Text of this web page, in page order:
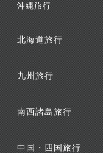
沖縄旅行
北海道旅行
九州旅行
南西諸島旅行
中国・四国旅行